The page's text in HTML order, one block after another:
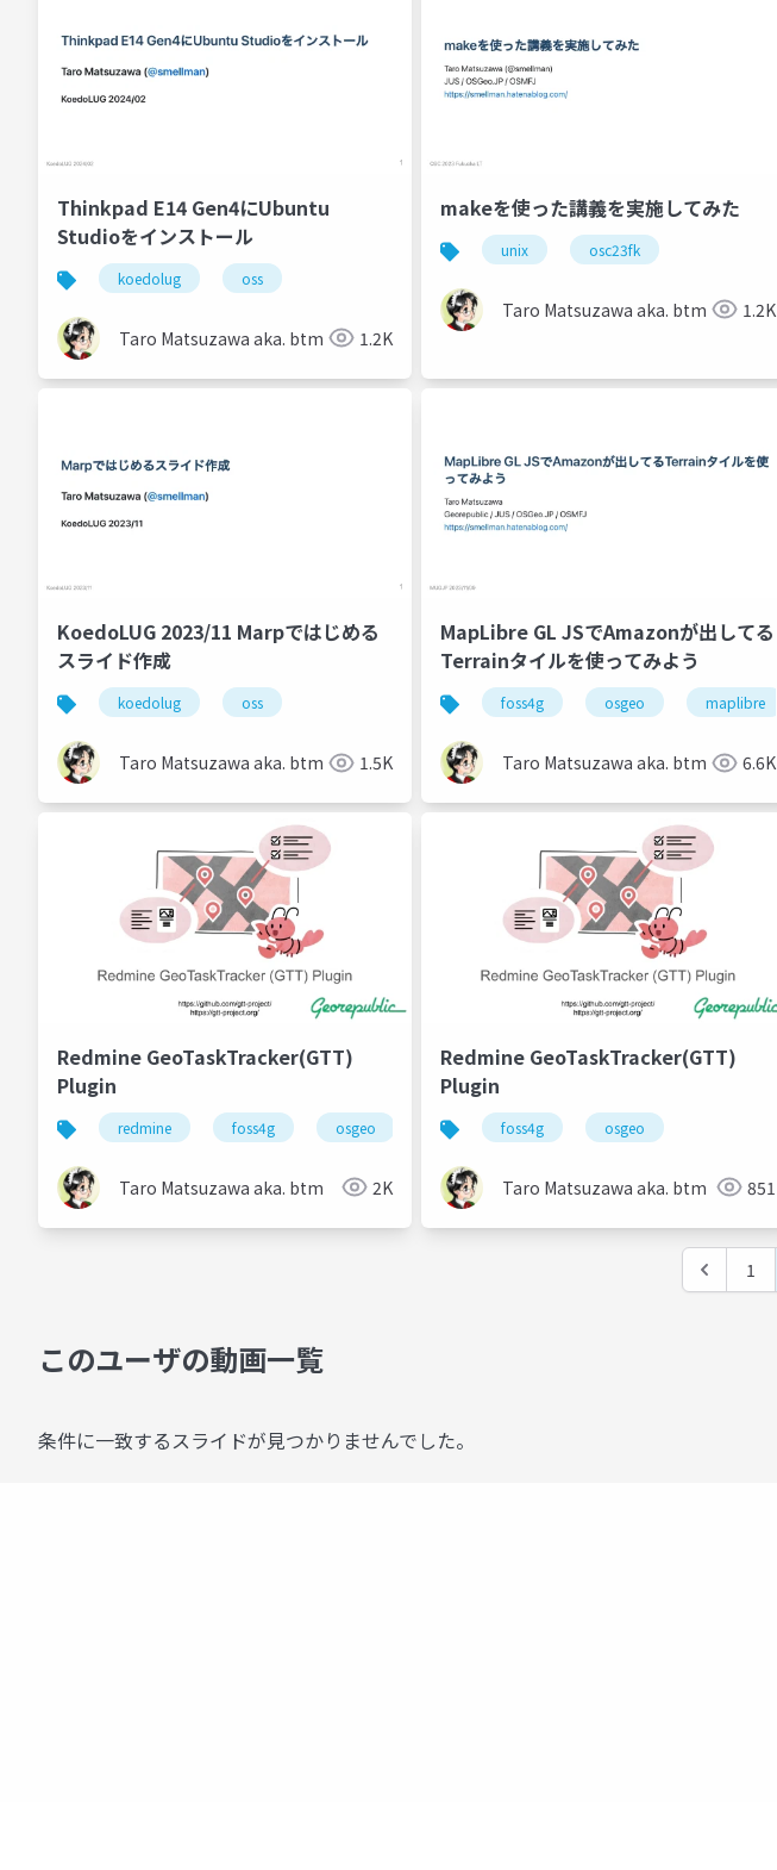
Thinkpad E14 Gen4にUbuntu
Studioをインストール
koedolug oss
Taro Matsuzawa aka. btm 1.2K
makeを使った講義を実施してみた
unix osc23fk
Taro Matsuzawa aka. btm 1.2K
KoedoLUG 2023/11 Marpではじめる
スライド作成
koedolug oss
Taro Matsuzawa aka. btm 1.5K
MapLibre GL JSでAmazonが出してる
Terrainタイルを使ってみよう
foss4g osgeo maplibre
Taro Matsuzawa aka. btm 6.6K
Redmine GeoTaskTracker(GTT)
Plugin
redmine foss4g osgeo
Taro Matsuzawa aka. btm 2K
Redmine GeoTaskTracker(GTT)
Plugin
foss4g osgeo
Taro Matsuzawa aka. btm 851
1
このユーザの動画一覧
条件に一致するスライドが見つかりませんでした。